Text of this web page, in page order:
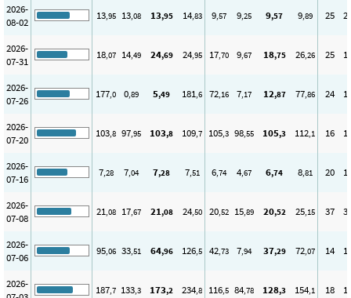
2026-
08-02
13,95 13,08 13,95 14,83 9,57 9,25 9,57 9,89 25
2026-
07-31
18,07 14,49 24,69 24,95 17,70 9,67 18,75 26,26 25
2026-
07-26
177,0 0,89 5,49 181,6 72,16 7,17 12,87 77,86 24
2026-
07-20
103,8 97,95 103,8 109,7 105,3 98,55 105,3 112,1 16
2026-
07-16
7,28 7,04 7,28 7,51 6,74 4,67 6,74 8,81 20
2026-
07-08
21,08 17,67 21,08 24,50 20,52 15,89 20,52 25,15 37
2026-
07-06
95,06 33,51 64,96 126,5 42,73 7,94 37,29 72,07 14
2026-
187,7 133,3 173,2 234,8 116,5 84,78 128,3 154,1 18